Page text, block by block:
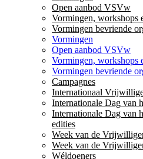
Open aanbod VSVw
Vormingen, workshops
Vormingen bevriende
Vormingen
Open aanbod VSVw
Vormingen, workshops
Vormingen bevriende
Campagnes
Internationaal
Internationale Dag van
Internationale Dag van
edities
Week van de
Week van de
Wéldoeners